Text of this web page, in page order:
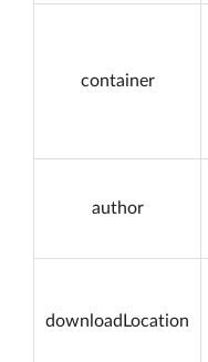
container
author
downloadLocation